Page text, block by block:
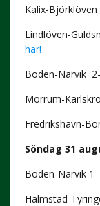
Kalix-Björklöven
Lindlöven-
här!
Boden-Narvik
Mörrum-
Fredrikshavn-
Söndag 31
Boden-Narvik
Halmstad-